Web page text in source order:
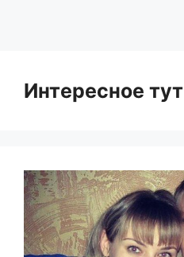
Интересное тут